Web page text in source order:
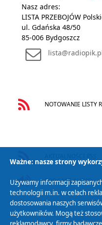
Nasz adres:
LISTA PRZEBOJÓW
ul. Gdańska 48/50
85-006 Bydgoszcz
NOTOWANIE LISTY
PODCAST AUDIO
Ważne: nasze strony
Używamy informacji
technologii m.in. w celach
dostosowania naszych
użytkowników. Mogą też